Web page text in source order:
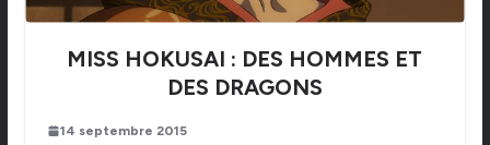
MISS HOKUSAI : DES HOMMES ET
DES DRAGONS
14 septembre 2015